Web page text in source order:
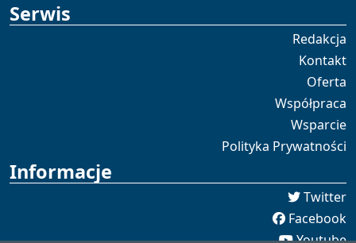
Serwis
Redakcja
Kontakt
Oferta
Współpraca
Wsparcie
Polityka Prywatności
Informacje
Twitter
Facebook